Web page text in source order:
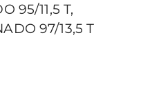
95/11,5 T,
97/13,5 T